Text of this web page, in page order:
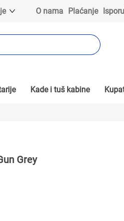
O nama Plaćanje
Kade i tuš kabine
Grey